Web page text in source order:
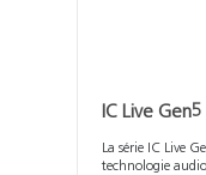
IC Live Gen5
La série IC Live
technologie